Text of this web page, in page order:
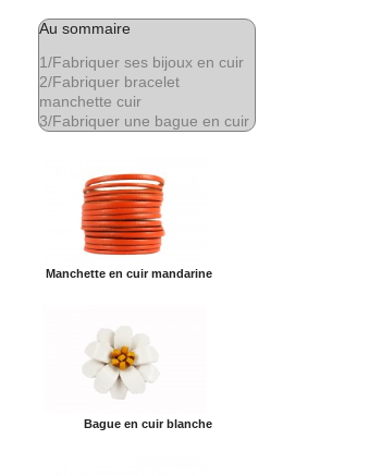
Au sommaire
1/Fabriquer ses bijoux en cuir
2/Fabriquer bracelet
manchette cuir
3/Fabriquer une bague en cuir
Manchette en cuir mandarine
Bague en cuir blanche